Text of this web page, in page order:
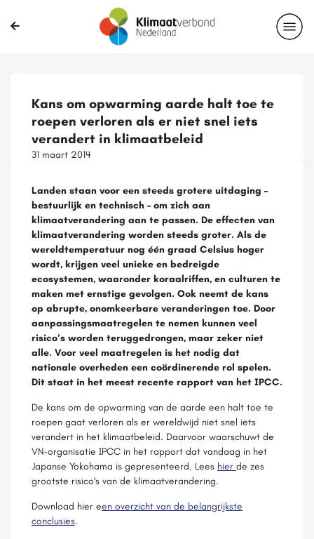
Kans om opwarming aarde halt toe te
roepen verloren als er niet snel iets
verandert in klimaatbeleid
31 maart 2014
Landen staan voor een steeds grotere uitdaging –
bestuurlijk en technisch – om zich aan
klimaatverandering aan te passen. De effecten van
klimaatverandering worden steeds groter. Als de
wereldtemperatuur nog één graad Celsius hoger
wordt, krijgen veel unieke en bedreigde
ecosystemen, waaronder koraalriffen, en culturen te
maken met ernstige gevolgen. Ook neemt de kans
op abrupte, onomkeerbare veranderingen toe. Door
aanpassingsmaatregelen te nemen kunnen veel
risico’s worden teruggedrongen, maar zeker niet
alle. Voor veel maatregelen is het nodig dat
nationale overheden een coördinerende rol spelen.
Dit staat in het meest recente rapport van het IPCC.
De kans om de opwarming van de aarde een halt toe te
roepen gaat verloren als er wereldwijd niet snel iets
verandert in het klimaatbeleid. Daarvoor waarschuwt de
VN-organisatie IPCC in het rapport dat vandaag in het
Japanse Yokohama is gepresenteerd. Lees hier de zes
grootste risico's van de klimaatverandering.
Download hier een overzicht van de belangrijkste
conclusies.